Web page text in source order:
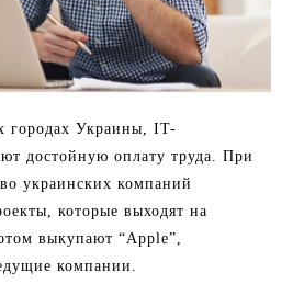
городах Украины, IT-
достойную оплату труда. При
украинских компаний
которые выходят на
выкупают “Apple”,
компании.